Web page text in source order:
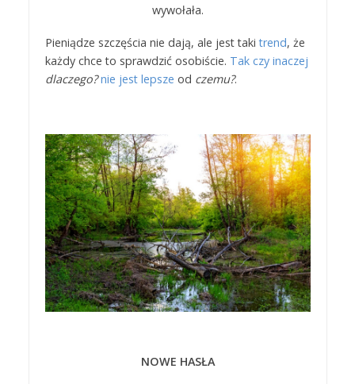
wywołała.
Pieniądze szczęścia nie dają, ale jest takitrend, że
każdy chce to spraw­dzić osobiście. Tak czy inaczej
dlaczego? nie jest lepsze od czemu?.
NOWE HASŁA